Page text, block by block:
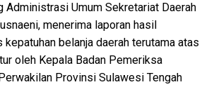
Administrasi Umum Sekretariat Daerah
menerima laporan hasil
belanja daerah terutama atas
oleh Kepala Badan Pemeriksa
Provinsi Sulawesi Tengah